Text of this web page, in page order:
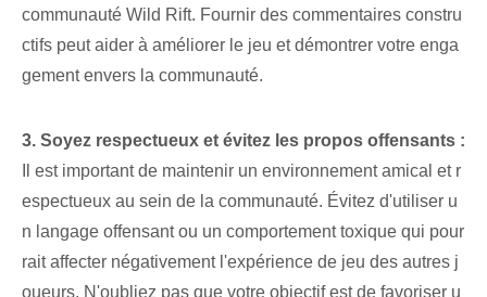
communauté Wild Rift. Fournir des commentaires constru
ctifs peut aider à améliorer le jeu et démontrer votre enga
gement envers la communauté.
3. Soyez respectueux et évitez les propos offensants :
Il est important de maintenir un environnement amical et r
espectueux au sein de la communauté. Évitez d'utiliser u
n langage offensant ou un comportement toxique qui pour
rait affecter négativement l'expérience de jeu des autres j
oueurs. N'oubliez pas que votre objectif est de favoriser u